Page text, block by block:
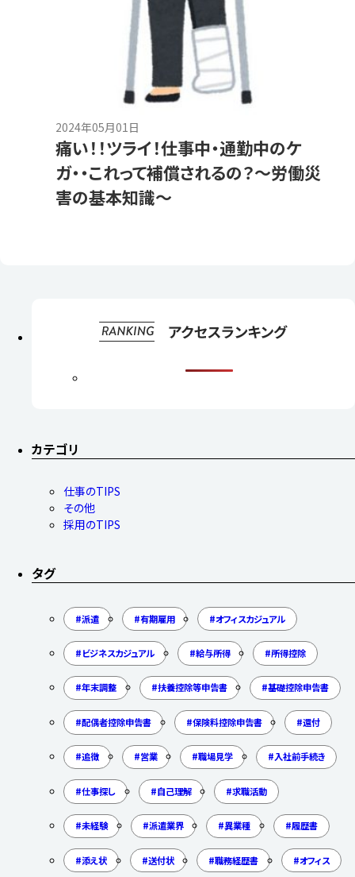
2024年05月01日
痛い！！ツライ！仕事中・通勤中のケ
ガ・・これって補償されるの？～労働災
害の基本知識～
カテゴリ
仕事のTIPS
その他
採用のTIPS
タグ
派遣 有期雇用 オフィスカジュアル
ビジネスカジュアル 給与所得 所得控除
年末調整 扶養控除等申告書 基礎控除申告書
配偶者控除申告書 保険料控除申告書 還付
追徴 営業 職場見学 入社前手続き
仕事探し 自己理解 求職活動
未経験 派遣業界 異業種 履歴書
添え状 送付状 職務経歴書 オフィス